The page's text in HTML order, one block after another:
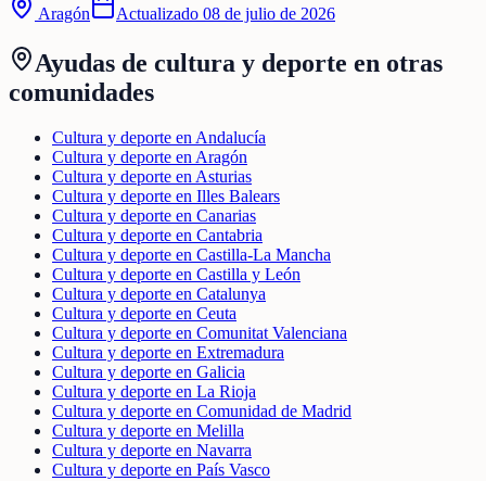
Aragón Actualizado 08 de julio de 2026
Ayudas de cultura y deporte en otras
comunidades
Cultura y deporte en Andalucía
Cultura y deporte en Aragón
Cultura y deporte en Asturias
Cultura y deporte en Illes Balears
Cultura y deporte en Canarias
Cultura y deporte en Cantabria
Cultura y deporte en Castilla-La Mancha
Cultura y deporte en Castilla y León
Cultura y deporte en Catalunya
Cultura y deporte en Ceuta
Cultura y deporte en Comunitat Valenciana
Cultura y deporte en Extremadura
Cultura y deporte en Galicia
Cultura y deporte en La Rioja
Cultura y deporte en Comunidad de Madrid
Cultura y deporte en Melilla
Cultura y deporte en Navarra
Cultura y deporte en País Vasco